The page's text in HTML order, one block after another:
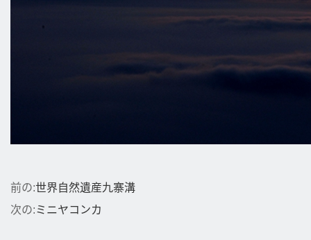
前の:世界自然遺産九寨溝
次の:ミニヤコンカ